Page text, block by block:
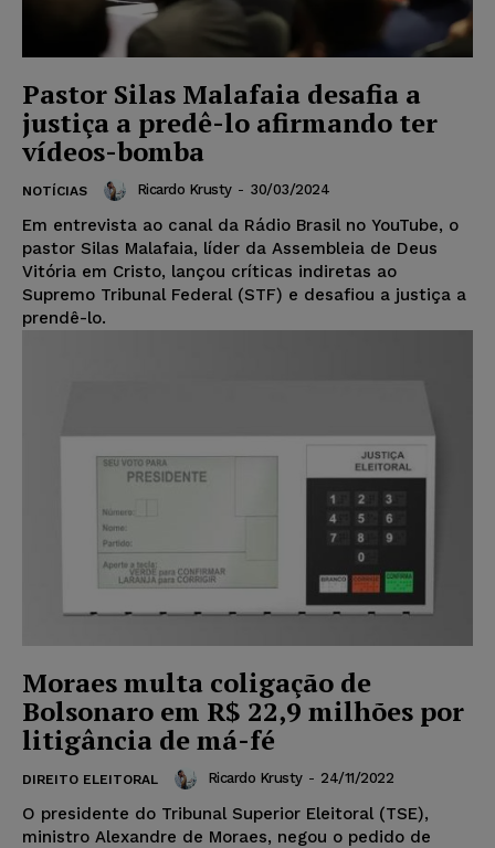
Pastor Silas Malafaia desafia a
justiça a predê-lo afirmando ter
vídeos-bomba
NOTÍCIAS Ricardo Krusty - 30/03/2024
Em entrevista ao canal da Rádio Brasil no YouTube, o
pastor Silas Malafaia, líder da Assembleia de Deus
Vitória em Cristo, lançou críticas indiretas ao
Supremo Tribunal Federal (STF) e desafiou a justiça a
prendê-lo.
Moraes multa coligação de
Bolsonaro em R$ 22,9 milhões por
litigância de má-fé
DIREITO ELEITORAL Ricardo Krusty - 24/11/2022
O presidente do Tribunal Superior Eleitoral (TSE),
ministro Alexandre de Moraes, negou o pedido de